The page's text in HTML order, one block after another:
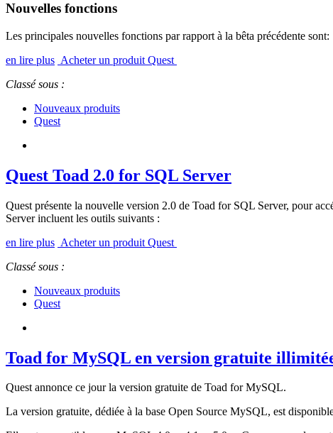
Nouvelles fonctions
Les principales nouvelles fonctions par rapport à la bêta précédente sont:
en lire plus Acheter un produit Quest
Classé sous :
Nouveaux produits
Quest
Quest Toad 2.0 for SQL Server
Quest présente la nouvelle version 2.0 de Toad for SQL Server, pour
Server incluent les outils suivants :
en lire plus Acheter un produit Quest
Classé sous :
Nouveaux produits
Quest
Toad for MySQL en version gratuite
Quest annonce ce jour la version gratuite de Toad for MySQL.
La version gratuite, dédiée à la base Open Source MySQL, est